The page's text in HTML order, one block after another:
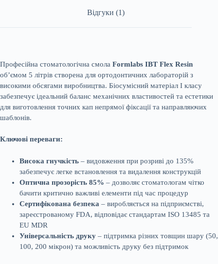
Відгуки (1)
Професійна стоматологічна смола Formlabs IBT Flex Resin
об’ємом 5 літрів створена для ортодонтичних лабораторій з
високими обсягами виробництва. Біосумісний матеріал I класу
забезпечує ідеальний баланс механічних властивостей та естетики
для виготовлення точних кап непрямої фіксації та направляючих
шаблонів.
Ключові переваги:
Висока гнучкість – видовження при розриві до 135%
забезпечує легке встановлення та видалення конструкцій
Оптична прозорість 85% – дозволяє стоматологам чітко
бачити критично важливі елементи під час процедур
Сертифікована безпека – виробляється на підприємстві,
зареєстрованому FDA, відповідає стандартам ISO 13485 та
EU MDR
Універсальність друку – підтримка різних товщин шару (50,
100, 200 мікрон) та можливість друку без підтримок